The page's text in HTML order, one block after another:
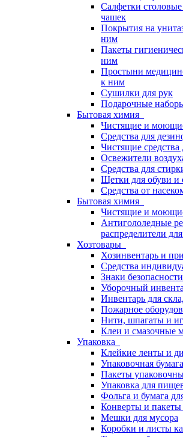
Салфетки
чашек
Покрытия на
ним
Пакеты
ним
Простыни
к ним
Сушилки для рук
Подарочные
Бытовая химия
Чистящие и
Средства для
Чистящие средства
Освежители
Средства для
Щетки для обуви и
Средства от
Бытовая химия
Чистящие и
Антигололедные
распределители
Хозтовары
Хозинвентарь и
Средства
Знаки безопасности
Уборочный
Инвентарь для
Пожарное
Нити, шпагаты и
Клеи и смазочные
Упаковка
Клейкие ленты и
Упаковочная
Пакеты
Упаковка для
Фольга и бумага
Конверты и
Мешки для мусора
Коробки и листы